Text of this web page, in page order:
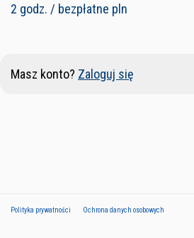
2 godz. / bezpłatne pln
Masz konto? Zaloguj się
Polityka prywatności Ochrona danych osobowych